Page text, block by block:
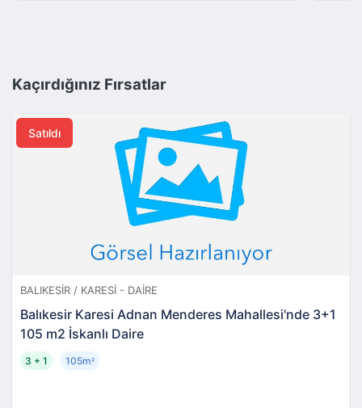
Kaçırdığınız Fırsatlar
Satıldı
BALIKESIR / KARESI - DAIRE
Balıkesir Karesi Adnan Menderes Mahallesi'nde 3+1
105 m2 İskanlı Daire
3 + 1 105m²